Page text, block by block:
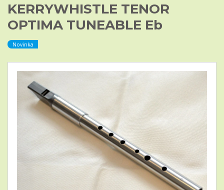
KERRYWHISTLE TENOR
OPTIMA TUNEABLE Eb
Novinka